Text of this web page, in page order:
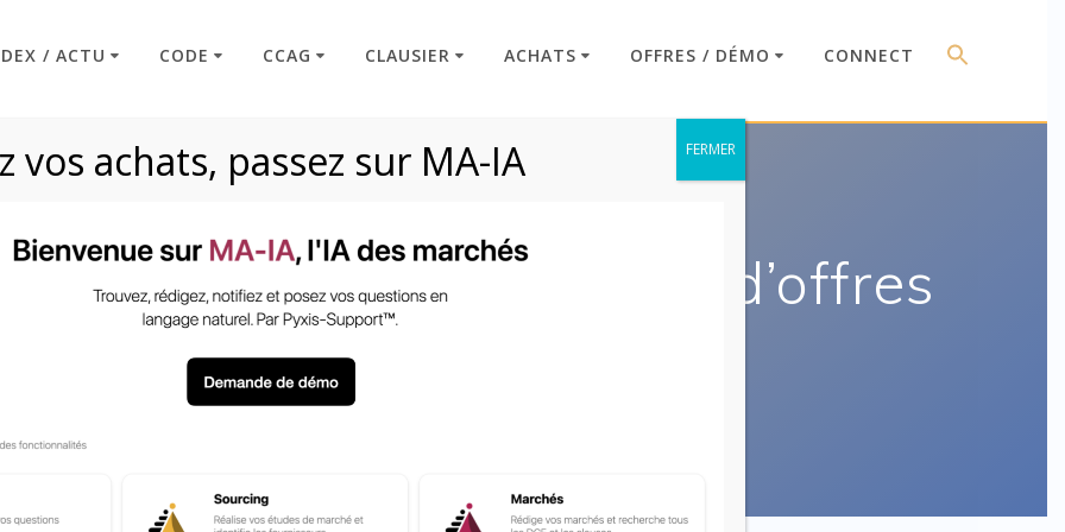
/ ACTU CODE CCAG CLAUSIER ACHATS OFFRES / DÉMO CONNECT
rejet de candidature ou d’offres
Code : Commande Publique
vos achats, passez sur MA-IA FERMER